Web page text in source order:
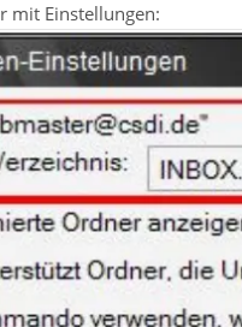
mit Einstellungen: